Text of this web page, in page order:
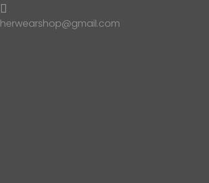
herwearshop@gmail.com